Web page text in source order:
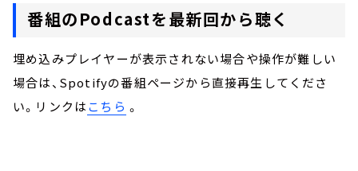
番組のPodcastを最新回から聴く
埋め込みプレイヤーが表示されない場合や操作が難しい
場合は、Spotifyの番組ページから直接再生してくださ
い。リンクはこちら 。